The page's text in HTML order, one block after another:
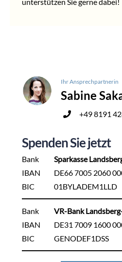
unterstützen Sie gerne dabei!
Ihr Ansprechpartnerin
Sabine
+49 8191
Spenden Sie jetzt
Bank
IBAN
BIC
Sparkasse
DE66 7005 2060
01BYLADEM1LLD
Bank
IBAN
BIC
VR-Bank
DE31 7009 1600
GENODEF1DSS